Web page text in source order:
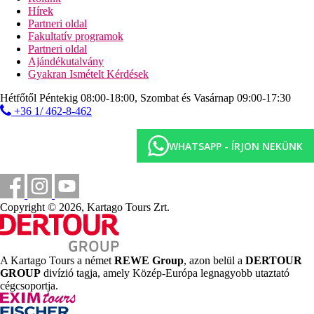
Internet
Ingyenes:
Weboldal
legjobb 5 csillagos szállodája a Beau Vallon strandon, Mahe
szigetén.
Jegyzet
A fenti szolgáltatások és tevékenységek körét és minőségét
befolyásolhatják az adott desztinációban bevezetett higiéniai
vagy járványvédelmi intézkedések.
Távolságok
4,5 km
Városközpont
13 km
Hírek
Partneri oldal
Fakultatív programok
Partneri oldal
Ajándékutalvány
Gyakran Ismételt Kérdések
Hétfőtől Péntekig 08:00-18:00, Szombat és Vasárnap 09:00-17:30
+36 1/ 462-8-462
WHATSAPP - ÍRJON NEKÜNK
Copyright © 2026, Kartago Tours Zrt.
A Kartago Tours a német REWE Group, azon belül a DERTOUR
GROUP divízió tagja, amely Közép-Európa legnagyobb utaztató
cégcsoportja.